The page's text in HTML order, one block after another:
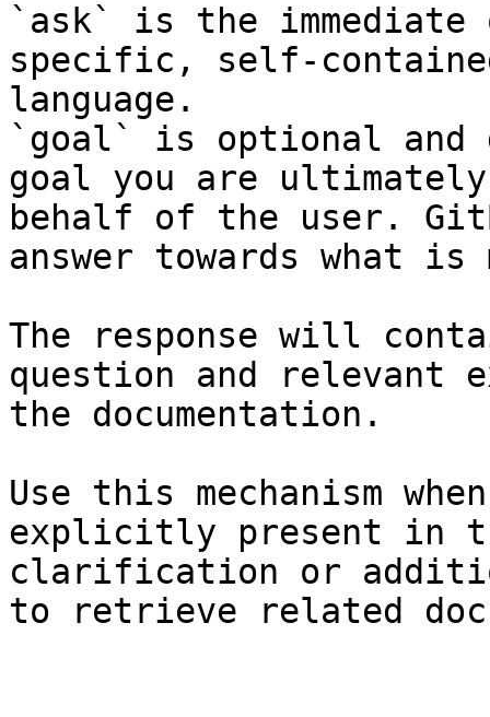
`ask` is the
specific, self-
language.
`goal` is optional and
goal you are
behalf of the user.
answer towards what
The response will
question and relevant
the documentation.
Use this mechanism
explicitly present in
clarification or